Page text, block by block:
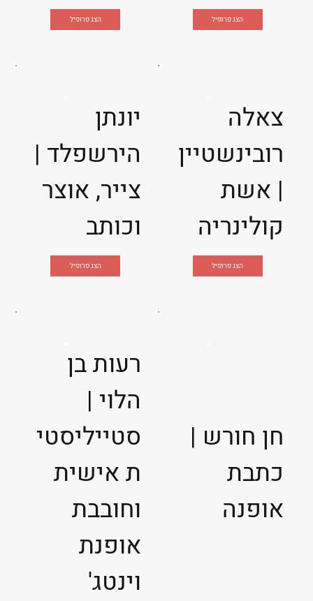
הצג פרופיל הצג פרופיל
יונתן
הירשפלד |
צייר, אוצר
וכותב
הצג פרופיל
צאלה
רובינשטיין
| אשת
קולינריה
הצג פרופיל
רעות בן
הלוי |
סטייליסטי
ת אישית
וחובבת
אופנת
וינטג'
חן חורש |
כתבת
אופנה